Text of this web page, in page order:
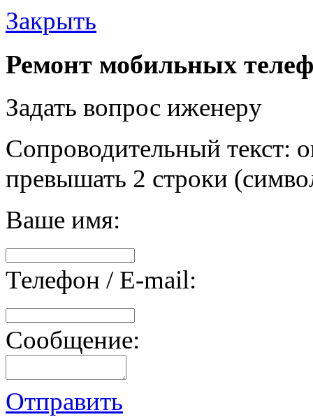
Закрыть
Ремонт мобильных
Задать вопрос иженеру
Сопроводительный текст:
превышать 2 строки
Ваше имя:
Телефон / E-mail:
Сообщение:
Отправить